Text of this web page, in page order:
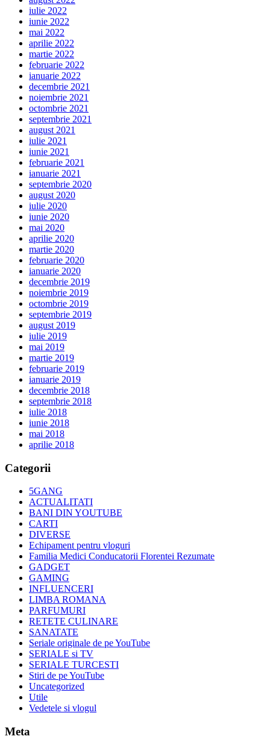
iulie 2022
iunie 2022
mai 2022
aprilie 2022
martie 2022
februarie 2022
ianuarie 2022
decembrie 2021
noiembrie 2021
octombrie 2021
septembrie 2021
august 2021
iulie 2021
iunie 2021
februarie 2021
ianuarie 2021
septembrie 2020
august 2020
iulie 2020
iunie 2020
mai 2020
aprilie 2020
martie 2020
februarie 2020
ianuarie 2020
decembrie 2019
noiembrie 2019
octombrie 2019
septembrie 2019
august 2019
iulie 2019
mai 2019
martie 2019
februarie 2019
ianuarie 2019
decembrie 2018
septembrie 2018
iulie 2018
iunie 2018
mai 2018
aprilie 2018
Categorii
5GANG
ACTUALITATI
BANI DIN YOUTUBE
CARTI
DIVERSE
Echipament pentru vloguri
Familia Medici Conducatorii Florentei Rezumate
GADGET
GAMING
INFLUENCERI
LIMBA ROMANA
PARFUMURI
RETETE CULINARE
SANATATE
Seriale originale de pe YouTube
SERIALE si TV
SERIALE TURCESTI
Stiri de pe YouTube
Uncategorized
Utile
Vedetele si vlogul
Meta